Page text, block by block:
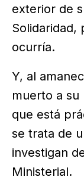
exterior de
Solidaridad,
ocurría.
Y, al
muerto a
que está
se trata de
investigan
Ministerial.